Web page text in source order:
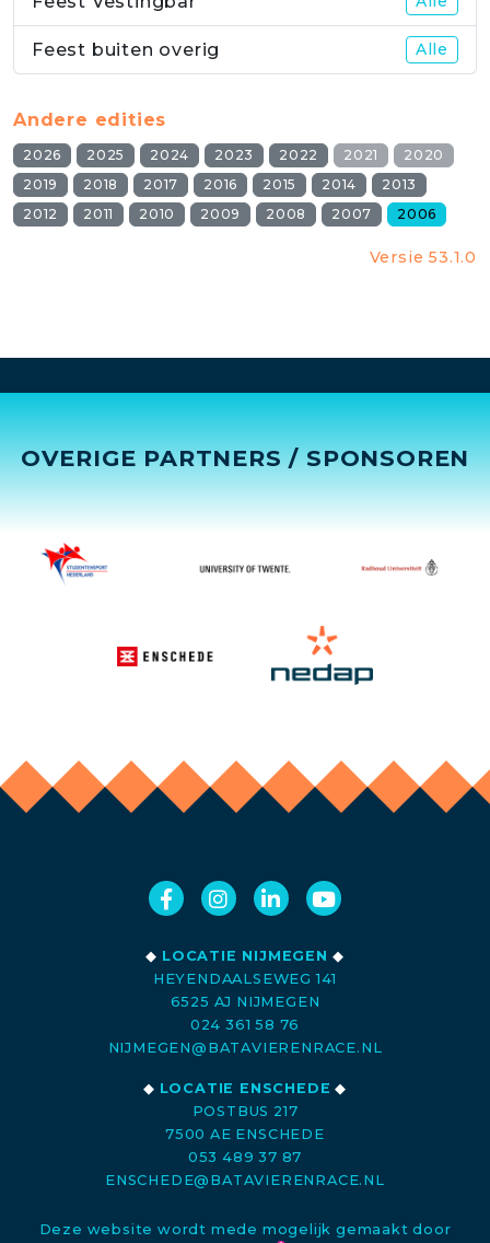
Feest buiten overig Alle
Andere edities
2026 2025 2024 2023 2022 2021
2020
2019
2018 2017 2016 2015 2014
2013
2012
2011 2010 2009 2008 2007 2006
Versie 53.1.0
OVERIGE PARTNERS / SPONSOREN
◆ LOCATIE NIJMEGEN ◆
HEYENDAALSEWEG 141
6525 AJ NIJMEGEN
024 361 58 76
NIJMEGEN@BATAVIERENRACE.NL
◆ LOCATIE ENSCHEDE ◆
POSTBUS 217
7500 AE ENSCHEDE
053 489 37 87
ENSCHEDE@BATAVIERENRACE.NL
Deze website wordt mede mogelijk gemaakt door